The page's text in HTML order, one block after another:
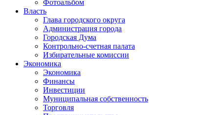
Фотоальбом
Власть
Глава городского округа
Администрация города
Городская Дума
Контрольно-счетная палата
Избирательные комиссии
Экономика
Экономика
Финансы
Инвестиции
Муниципальная собственность
Торговля